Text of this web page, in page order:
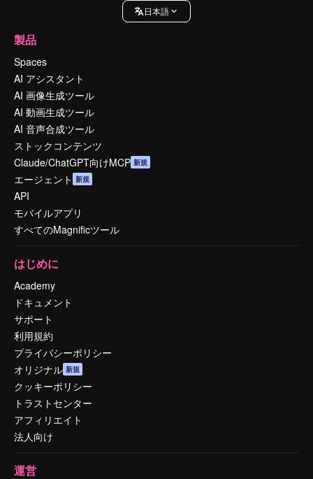
日本語
製品
Spaces
AI アシスタント
AI 画像生成ツール
AI 動画生成ツール
AI 音声合成ツール
ストックコンテンツ
Claude/ChatGPT向けMCP 新規
エージェント 新規
API
モバイルアプリ
すべてのMagnificツール
はじめに
Academy
ドキュメント
サポート
利用規約
プライバシーポリシー
オリジナル 新規
クッキーポリシー
トラストセンター
アフィリエイト
法人向け
運営